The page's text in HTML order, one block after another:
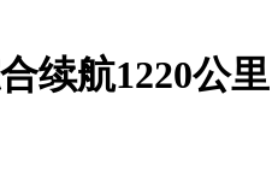
续航1220公里